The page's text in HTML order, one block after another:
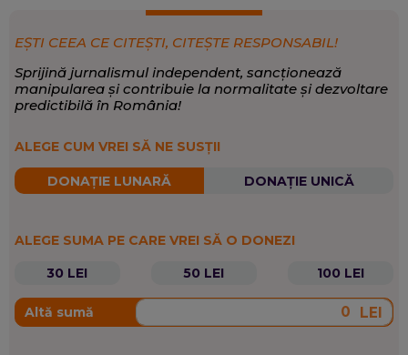
EȘTI CEEA CE CITEȘTI, CITEȘTE RESPONSABIL!
Sprijină jurnalismul independent, sancționează
manipularea și contribuie la normalitate și dezvoltare
predictibilă în România!
ALEGE CUM VREI SĂ NE SUSȚII
DONAȚIE LUNARĂ DONAȚIE UNICĂ
ALEGE SUMA PE CARE VREI SĂ O DONEZI
30 LEI
50 LEI 100 LEI
Altă sumă LEI